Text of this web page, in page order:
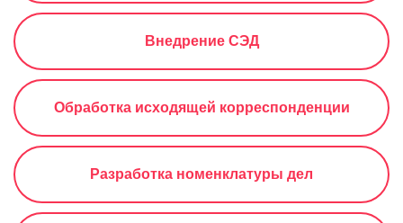
Внедрение СЭД
Обработка исходящей корреспонденции
Разработка номенклатуры дел